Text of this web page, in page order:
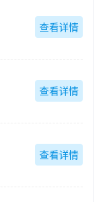
查看详情
查看详情
查看详情